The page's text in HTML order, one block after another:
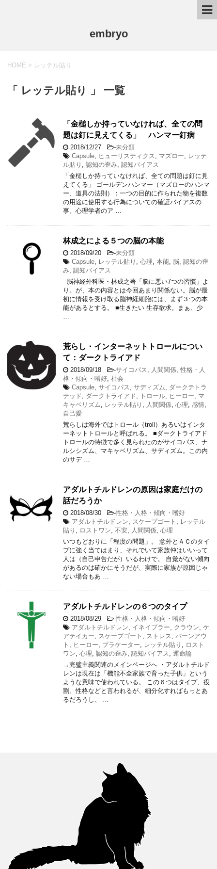
embryo
HOME > レッテル貼り
「 レッテル貼り 」 一覧
「金槌しか持っていなければ、全ての問
題は釘に見えてくる」 ハンマー釘病
2018/12/27 -未分類
Capsule
ヒューリスティクス マズロー
レッテ
ル貼り
認知の歪み 認知バイアス
「金槌しか持っていなければ、全ての問題は釘に見
えてくる」 ゴールデンハンマー（マズローのハンマ
ー、道具の法則）：一つの目的に作られた物を複数
の用途に使用する行為についての確証バイアスの
事。心理学者のア …
林成之による５つの脳の本能
2018/09/20 -未分類
Capsule
レッテル貼り 心理 本能 脳 認知の歪
み 認知バイアス
脳神経外科医・林成之著「脳に悪い7つの習慣」よ
り。が、本の内容とは今回あまり関係ない。脳が最
初に情報を受け取る脳神経細胞には、まず３つの本
能があるとする。 ■生きたい 生存欲求。まぁ、少
荒らし・インターネットトロールについ
て：ダークトライアド
2018/09/18 -サイコパス 人間関係 性格・人
格・傾向・嗜好 社会
Capsule サイコパス サディズム
ダークテトラ
テッド
ダークトライアド トロール ヒーロー
マ
キャベリズム
レッテル貼り 人間関係 心理 感情
自己愛
荒らしは海外ではトロール（troll）あるいはインタ
ーネットトロールと呼ばれる。 ■ダークトライアド
トロールの特徴で多く見られたのがサイコパス、ナ
ルシシズム、マキャベリズム、サディズム。この内
のサデ …
アダルトチルドレンの原因は家庭だけの
話だろうか
2018/08/30 -性格・人格・傾向・嗜好
アダルトチルドレン
スケープゴート
レッテル
貼り
ロストワン 不安 人間関係 心理
いつもどおりに「程度の問題」。 意外とＡＣのタイ
プに強く当てはまり、それでいて家族仲はいいって
人は（自己申告だが）いるわけで。 自覚がない傾向
があるのは確かにそうだが、実際に家族が原因じゃ
ない場合もあ …
アダルトチルドレンの６つのタイプ
2018/08/29 -性格・人格・傾向・嗜好
アダルトチルドレン
イネイブラー クラウン ケ
アテイカー
スケープゴート ストレス
バーンアウ
ト
ヒーロー プラケーター レッテル貼り
ロスト
ワン 心理 認知の歪み 認知バイアス
運命論
→完璧主義関連のメインページへ ・アダルトチルド
レンは現在は「機能不全家族で育った子供」という
ような意味で使われている。 この６つはタイプ、役
割、性格などと言われるが、細分化すればもっとあ
るだろうし、 …